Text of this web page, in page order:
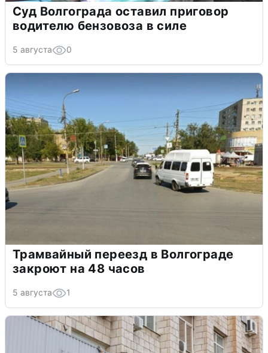
Суд Волгограда оставил приговор
водителю бензовоза в силе
5 августа 0
Трамвайный переезд в Волгограде
закроют на 48 часов
5 августа 1